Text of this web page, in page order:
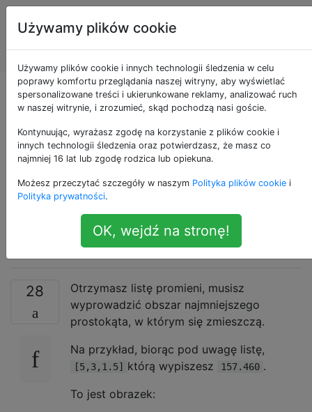
Programowanie
puzzli i Code
Golf
Biorąc pod uwagę
listę okręgów, wypisz
obszar najmniejszego
zawierającego
prostokąt
28
Otrzymasz listę promieni, musisz
wyprowadzić obszar najmniejszego
prostokąta, w którym się zmieszczą.
Na przykład, biorąc pod uwagę listę,
[5,3,1.5] którą wypiszesz 157.460 .
To jest obrazek:
Używamy plików cookie
Używamy plików cookie i innych technologii śledzenia w celu
poprawy komfortu przeglądania naszej witryny, aby wyświetlać
spersonalizowane treści i ukierunkowane reklamy, analizować ruch
w naszej witrynie, i zrozumieć, skąd pochodzą nasi goście.
Kontynuując, wyrażasz zgodę na korzystanie z plików cookie i
innych technologii śledzenia oraz potwierdzasz, że masz co
najmniej 16 lat lub zgodę rodzica lub opiekuna.
Możesz przeczytać szczegóły w naszym Polityka plików cookie i
Polityka prywatności.
OK, wejdź na stronę!